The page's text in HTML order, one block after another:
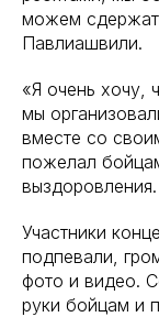
можем
Павлиашвили.
«Я очень хочу,
мы
вместе со
пожелал
выздоровления.
Участники
подпевали,
фото и видео.
руки бойцам и